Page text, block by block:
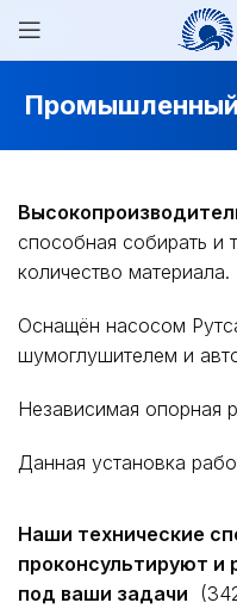
способная собирать и
количество материала.
Оснащён насосом
шумоглушителем и
Независимая опорная
Данная установка
Наши технические
проконсультируют и
под ваши задачи